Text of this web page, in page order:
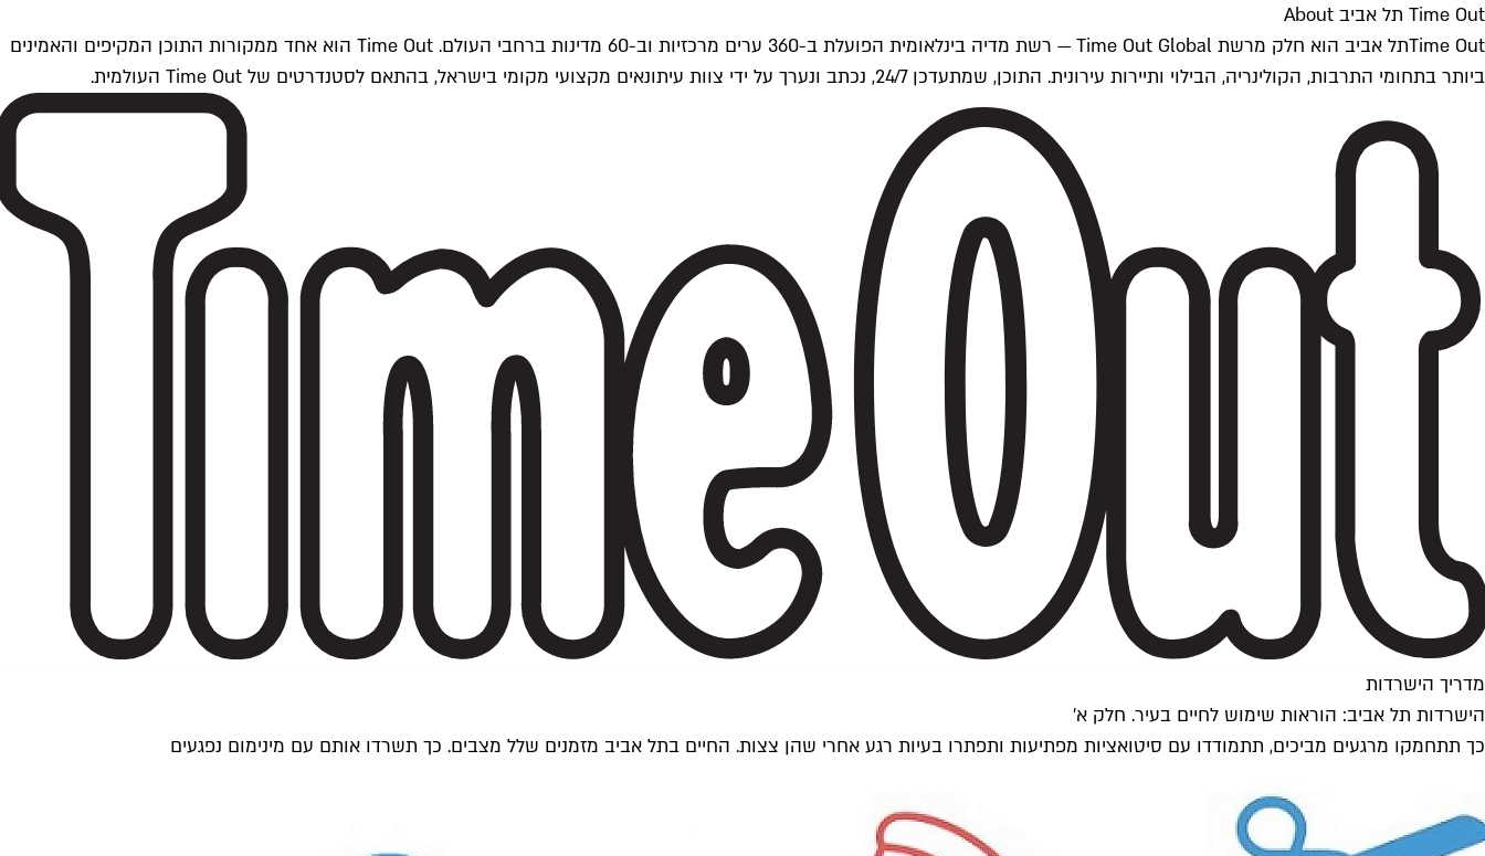
Time Out תל אביב About
Time Outתל אביב הוא חלק מרשת Time Out Global — רשת מדיה בינלאומית הפועלת ב-360 ערים מרכזיות וב-60 מדינות ברחבי העולם. Time Out הוא אחד ממקורות התוכן המקיפים והאמינים
ביותר בתחומי התרבות, הקולינריה, הבילוי ותיירות עירונית. התוכן, שמתעדכן 24/7, נכתב ונערך על ידי צוות עיתונאים מקצועי מקומי בישראל, בהתאם לסטנדרטים של Time Out העולמית.
מדריך הישרדות
הישרדות תל אביב: הוראות שימוש לחיים בעיר. חלק א'
כך תתחמקו מרגעים מביכים, תתמודדו עם סיטואציות מפתיעות ותפתרו בעיות רגע אחרי שהן צצות. החיים בתל אביב מזמנים שלל מצבים. כך תשרדו אותם עם מינימום נפגעים